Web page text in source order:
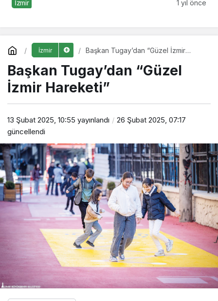
İzmir 1 yıl önce
İzmir
Başkan Tugay’dan “Güzel İzmir
Başkan Tugay’dan “Güzel
İzmir Hareketi”
13 Şubat 2025, 10:55 yayınlandı
26 Şubat 2025, 07:17
güncellendi